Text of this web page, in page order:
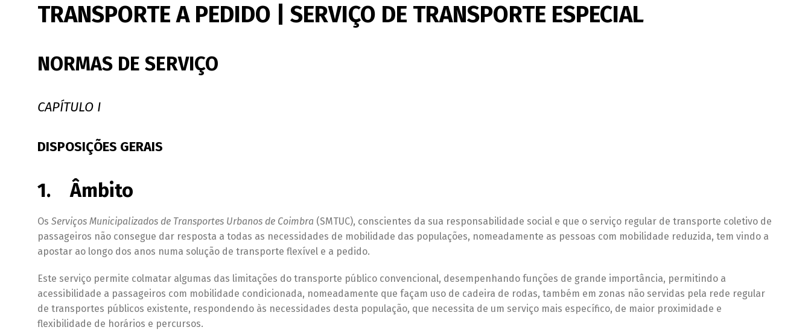
TRANSPORTE A PEDIDO | SERVIÇO DE TRANSPORTE ESPECIAL
NORMAS DE SERVIÇO
CAPÍTULO I
DISPOSIÇÕES GERAIS
1. Âmbito
Os Serviços Municipalizados de Transportes Urbanos de Coimbra (SMTUC), conscientes da sua responsabilidade social e que o serviço regular de transporte coletivo de
passageiros não consegue dar resposta a todas as necessidades de mobilidade das populações, nomeadamente as pessoas com mobilidade reduzida, tem vindo a
apostar ao longo dos anos numa solução de transporte flexível e a pedido.
Este serviço permite colmatar algumas das limitações do transporte público convencional, desempenhando funções de grande importância, permitindo a
acessibilidade a passageiros com mobilidade condicionada, nomeadamente que façam uso de cadeira de rodas, também em zonas não servidas pela rede regular
de transportes públicos existente, respondendo às necessidades desta população, que necessita de um serviço mais específico, de maior proximidade e
flexibilidade de horários e percursos.